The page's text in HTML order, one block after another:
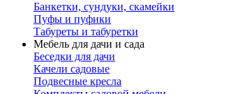
Банкетки, сундуки, скамейки
Пуфы и пуфики
Табуреты и табуретки
Мебель для дачи и сада
Беседки для дачи
Качели садовые
Подвесные кресла